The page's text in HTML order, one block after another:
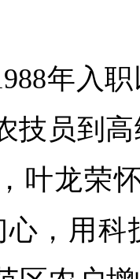
年入
技员到
叶龙荣
心，用